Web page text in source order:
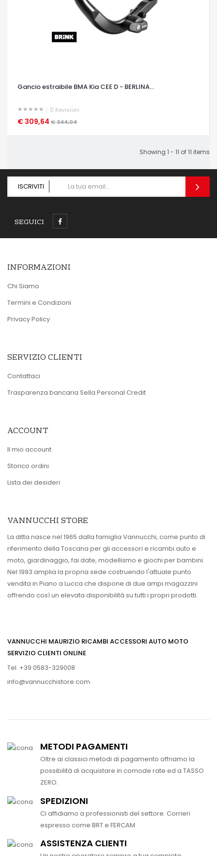
Gancio estraibile BMA Kia CEE D - BERLINA...
0 Revisioni
€ 309,64 € 344,04
OCCHIATA VELOCE
Showing 1 - 11 of 11 items
ISCRIVITI
SEGUICI
INFORMAZIONI
Chi Siamo
Termini e Condizioni
Privacy Policy
SERVIZIO CLIENTI
Contattaci
Trasparenza bancaria Sella Personal Credit
ACCOUNT
Il mio account
Storico ordini
Lista dei desideri
VANNUCCHI STORE
La ditta nasce nel 1965 dalla famiglia Vannucchi, come punto di
riferimento della Toscana per gli accessori e ricambi auto e
moto, giardinaggio, fai date, modellismo e giochi per bambini.
Nel 1993 amplia la propria sede costruendo l'attuale punto
vendita in Piano a Lucca che dispone di due ampi magazzini
offrendo così un elevata disponibilità su tutti i propri prodotti.
VANNUCCHI MAURIZIO RICAMBI ACCESSORI AUTO MOTO
SERVIZIO CLIENTI ONLINE
Tel. +39 0583-329008
info@vannucchistore.com
METODI PAGAMENTI
Oltre ai classici metodi di pagamento offriamo la
possibilità di acquistare in comode rate ed a TASSO
ZERO.
SPEDIZIONI
Ci affidiamo a professionisti del settore. Corrieri
espresso come BRT e FERCAM
ASSISTENZA CLIENTI